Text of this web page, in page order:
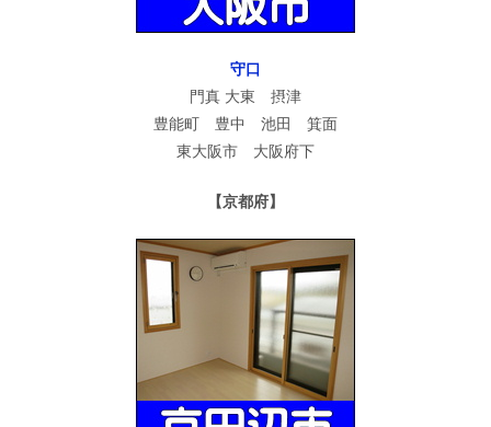
守口
門真 大東 摂津
豊能町 豊中 池田 箕面
東大阪市 大阪府下
【京都府】